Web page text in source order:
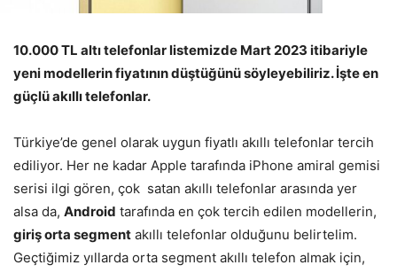
10.000 TL altı telefonlar listemizde Mart 2023 itibariyle
yeni modellerin fiyatının düştüğünü söyleyebiliriz. İşte en
güçlü akıllı telefonlar.
Türkiye’de genel olarak uygun fiyatlı akıllı telefonlar tercih
ediliyor. Her ne kadar Apple tarafında iPhone amiral gemisi
serisi ilgi gören, çok satan akıllı telefonlar arasında yer
alsa da, Android tarafında en çok tercih edilen modellerin,
giriş orta segment akıllı telefonlar olduğunu belirtelim.
Geçtiğimiz yıllarda orta segment akıllı telefon almak için,